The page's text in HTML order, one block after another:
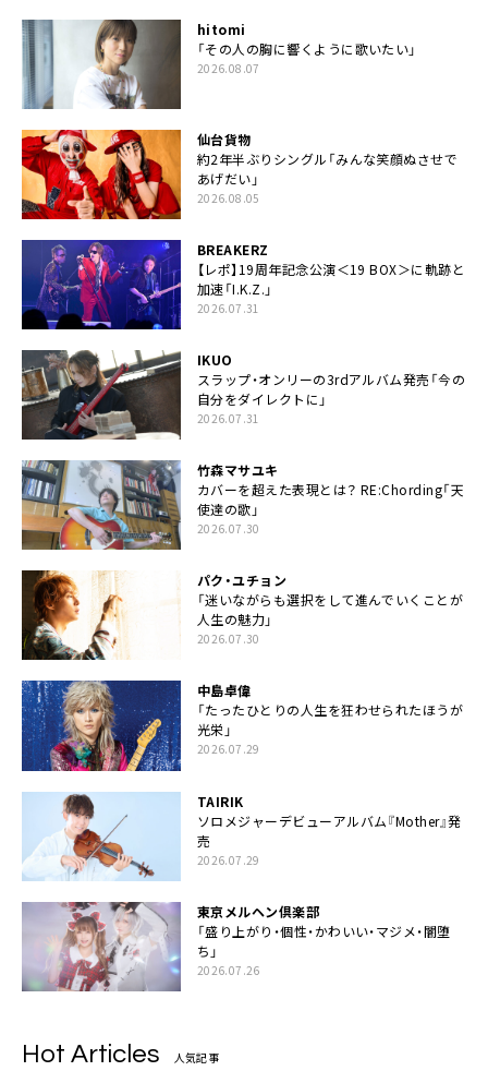
hitomi
「その人の胸に響くように歌いたい」
2026.08.07
仙台貨物
約2年半ぶりシングル「みんな笑顔ぬさせで
あげだい」
2026.08.05
BREAKERZ
【レポ】19周年記念公演＜19 BOX＞に軌跡と
加速「I.K.Z.」
2026.07.31
IKUO
スラップ・オンリーの3rdアルバム発売「今の
自分をダイレクトに」
2026.07.31
竹森マサユキ
カバーを超えた表現とは？ RE:Chording「天
使達の歌」
2026.07.30
パク・ユチョン
「迷いながらも選択をして進んでいくことが
人生の魅力」
2026.07.30
中島卓偉
「たったひとりの人生を狂わせられたほうが
光栄」
2026.07.29
TAIRIK
ソロメジャーデビューアルバム『Mother』発
売
2026.07.29
東京メルヘン倶楽部
「盛り上がり・個性・かわいい・マジメ・闇堕
ち」
2026.07.26
Hot Articles 人気記事